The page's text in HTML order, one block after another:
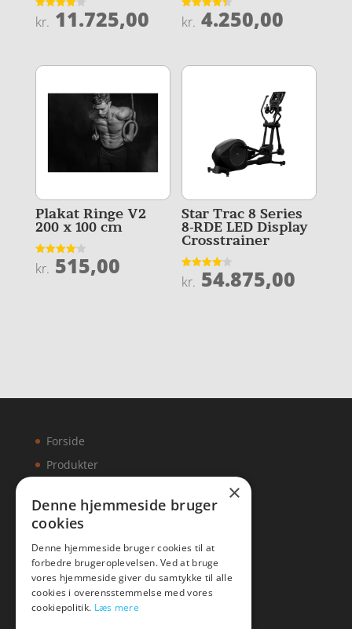
Vurderet
4
kr. 11.725,00
Vurderet
4.4
kr. 4.250,00
Plakat Ringe V2
200 x 100 cm
Vurderet
4.1
kr. 515,00
Star Trac 8 Series
8-RDE LED Display
Crosstrainer
Vurderet
4.1
kr. 54.875,00
Forside
Produkter
Artikler
Malawigruppen
×
Denne hjemmeside bruger
cookies
Denne hjemmeside bruger cookies til at
forbedre brugeroplevelsen. Ved at bruge
vores hjemmeside giver du samtykke til alle
cookies i overensstemmelse med vores
cookiepolitik. Læs mere